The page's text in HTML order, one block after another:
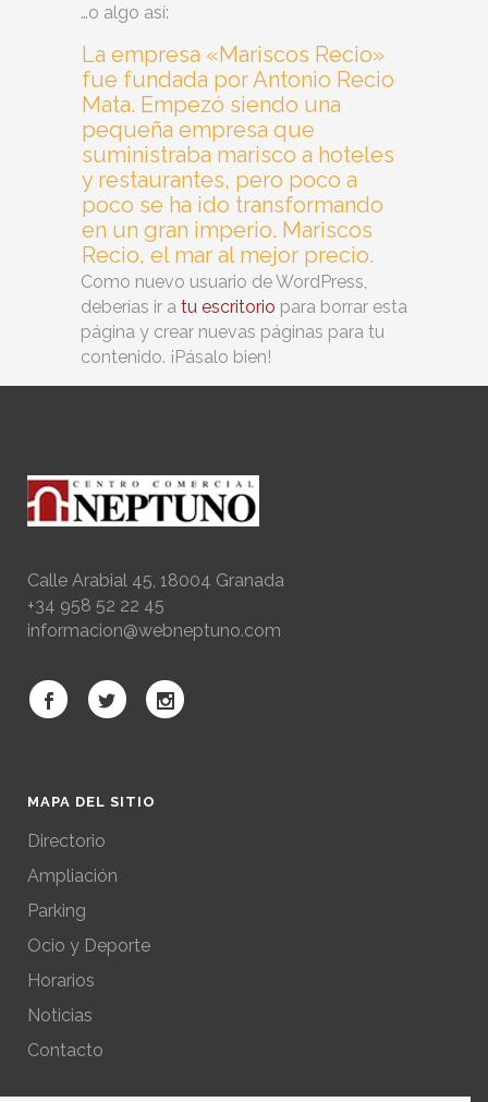
…o algo así:
La empresa «Mariscos Recio»
fue fundada por Antonio Recio
Mata. Empezó siendo una
pequeña empresa que
suministraba marisco a hoteles
y restaurantes, pero poco a
poco se ha ido transformando
en un gran imperio. Mariscos
Recio, el mar al mejor precio.
Como nuevo usuario de WordPress,
deberías ir a tu escritorio para borrar esta
página y crear nuevas páginas para tu
contenido. ¡Pásalo bien!
Calle Arabial 45, 18004 Granada
+34 958 52 22 45
informacion@webneptuno.com
MAPA DEL SITIO
Directorio
Ampliación
Parking
Ocio y Deporte
Horarios
Noticias
Contacto